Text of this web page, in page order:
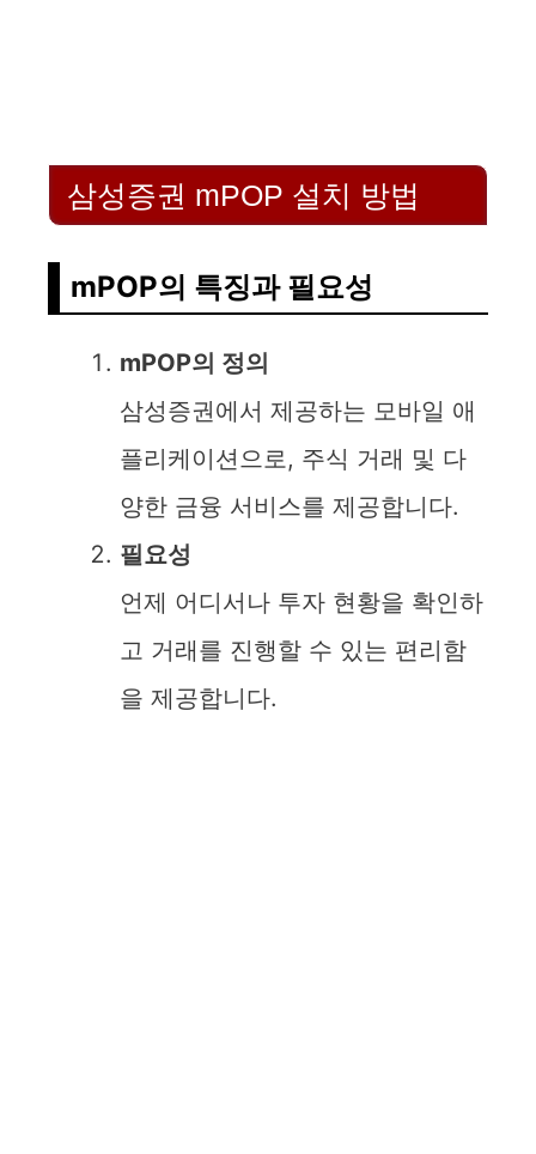
삼성증권 mPOP 설치 방법
mPOP의 특징과 필요성
mPOP의 정의
삼성증권에서 제공하는 모바일 애
플리케이션으로, 주식 거래 및 다
양한 금융 서비스를 제공합니다.
필요성
언제 어디서나 투자 현황을 확인하
고 거래를 진행할 수 있는 편리함
을 제공합니다.